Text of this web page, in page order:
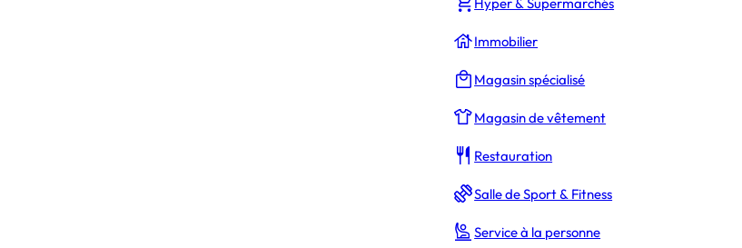
Immobilier
Magasin spécialisé
Magasin de vêtement
Restauration
Salle de Sport & Fitness
Service à la personne
Publié par Justine Napoly
Customer Success Manager
Témoignage de Jimmy BENOIT, mandataire PPF à Chartres
Les avantages concrets d’être mandataire PPF